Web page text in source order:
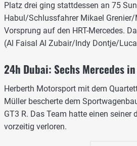
Platz drei ging stattdessen an 75
Habul/Schlussfahrer Mikael
Vorsprung auf den HRT-Mercedes.
(Al Faisal Al Zubair/Indy Dontje/
24h Dubai: Sechs Mercedes in
Herberth Motorsport mit dem
Müller bescherte dem
GT3 R. Das Team hatte einen seiner
vorzeitig verloren.